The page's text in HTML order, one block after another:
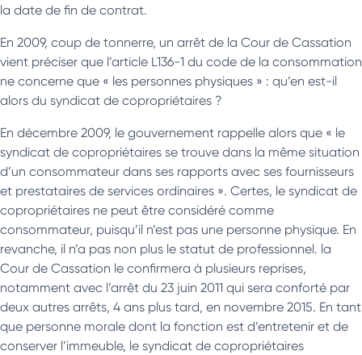
la date de fin de contrat.
En 2009, coup de tonnerre, un arrêt de la Cour de Cassation
vient préciser que l’article L136-1 du code de la consommation
ne concerne que « les personnes physiques » : qu’en est-il
alors du syndicat de copropriétaires ?
En décembre 2009, le gouvernement rappelle alors que « le
syndicat de copropriétaires se trouve dans la même situation
d’un consommateur dans ses rapports avec ses fournisseurs
et prestataires de services ordinaires ». Certes, le syndicat de
copropriétaires ne peut être considéré comme
consommateur, puisqu’il n’est pas une personne physique. En
revanche, il n’a pas non plus le statut de professionnel. la
Cour de Cassation le confirmera à plusieurs reprises,
notamment avec l’arrêt du 23 juin 2011 qui sera conforté par
deux autres arrêts, 4 ans plus tard, en novembre 2015. En tant
que personne morale dont la fonction est d’entretenir et de
conserver l’immeuble, le syndicat de copropriétaires